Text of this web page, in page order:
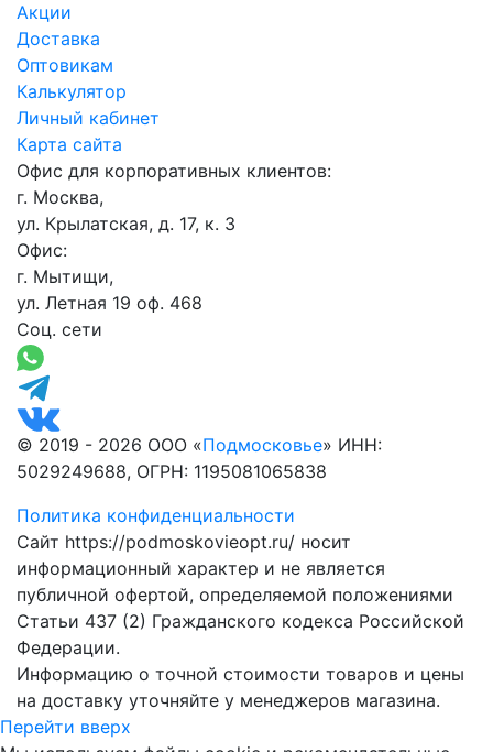
Акции
Доставка
Оптовикам
Калькулятор
Личный кабинет
Карта сайта
Офис для корпоративных клиентов:
г. Москва,
ул. Крылатская, д. 17, к. 3
Офис:
г. Мытищи,
ул. Летная 19 оф. 468
Соц. сети
© 2019 - 2026 ООО «Подмосковье» ИНН:
5029249688, ОГРН: 1195081065838
Политика конфиденциальности
Сайт https://podmoskovieopt.ru/ носит
информационный характер и не является
публичной офертой, определяемой положениями
Статьи 437 (2) Гражданского кодекса Российской
Федерации.
Информацию о точной стоимости товаров и цены
на доставку уточняйте у менеджеров магазина.
Перейти вверх